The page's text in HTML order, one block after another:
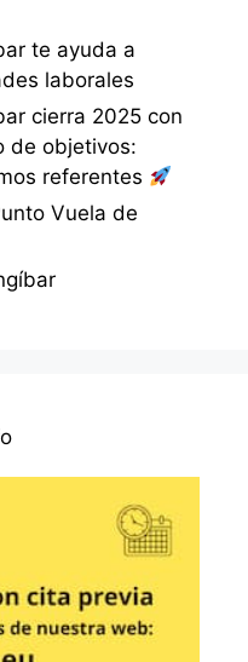
te ayuda a
laborales
cierra 2025 con
de objetivos:
referentes
Vuela de